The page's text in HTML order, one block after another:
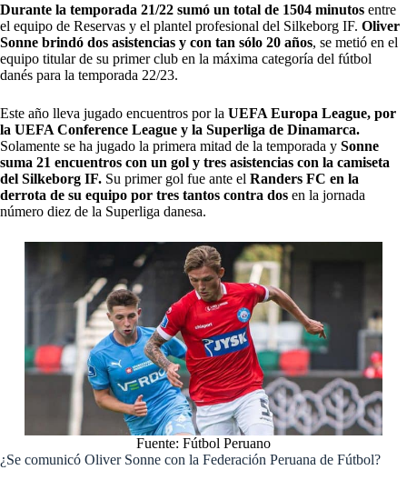
Durante la temporada 21/22 sumó un total de 1504 minutos entre
el equipo de Reservas y el plantel profesional del Silkeborg IF. Oliver
Sonne brindó dos asistencias y con tan sólo 20 años, se metió en el
equipo titular de su primer club en la máxima categoría del fútbol
danés para la temporada 22/23.
Este año lleva jugado encuentros por la UEFA Europa League, por
la UEFA Conference League y la Superliga de Dinamarca.
Solamente se ha jugado la primera mitad de la temporada y Sonne
suma 21 encuentros con un gol y tres asistencias con la camiseta
del Silkeborg IF. Su primer gol fue ante el Randers FC en la
derrota de su equipo por tres tantos contra dos en la jornada
número diez de la Superliga danesa.
Fuente: Fútbol Peruano
¿Se comunicó Oliver Sonne con la Federación Peruana de Fútbol?